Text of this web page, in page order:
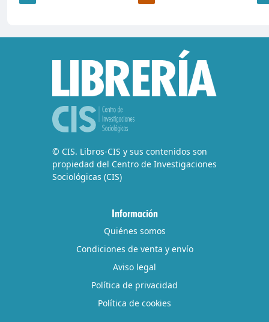
© CIS. Libros-CIS y sus contenidos son
propiedad del Centro de Investigaciones
Sociológicas (CIS)
Información
Quiénes somos
Condiciones de venta y envío
Aviso legal
Política de privacidad
Política de cookies